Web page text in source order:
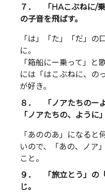
７． 「HAこぶねに/
の子音を飛ばす。
「は」「た」「だ」の
に。
「箱船にー乗って」と
には「はこぶねに、の
が好き。
８． 「ノアたちのー
「ノアたちの、ように
「あののあ」になると
いので、「あの、ノア
こと。
９． 「旅立とう」の
じ。